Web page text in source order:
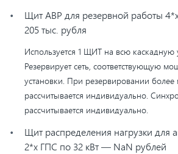
Щит АВР для резервной работы
205 тыс. рубля
Используется 1 ЩИТ на всю каскадную
Резервирует сеть, соответствующую
установки. При резервировании
рассчитывается индивидуально.
рассчитывается индивидуально.
Щит распределения нагрузки для
2*х ГПС по 32 кВт — NaN рублей